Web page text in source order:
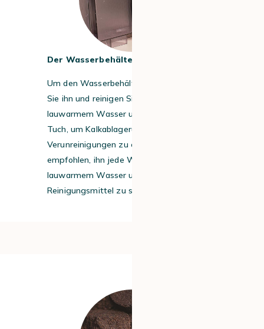
Der Wasserbehälter
Um den Wasserbehälter zu pflegen, leeren
Sie ihn und reinigen Sie ihn regelmäßig mit
lauwarmem Wasser und einem weichen
Tuch, um Kalkablagerungen und andere
Verunreinigungen zu entfernen. Es wird
empfohlen, ihn jede Woche mit
lauwarmem Wasser und einem milden
Reinigungsmittel zu säubern.